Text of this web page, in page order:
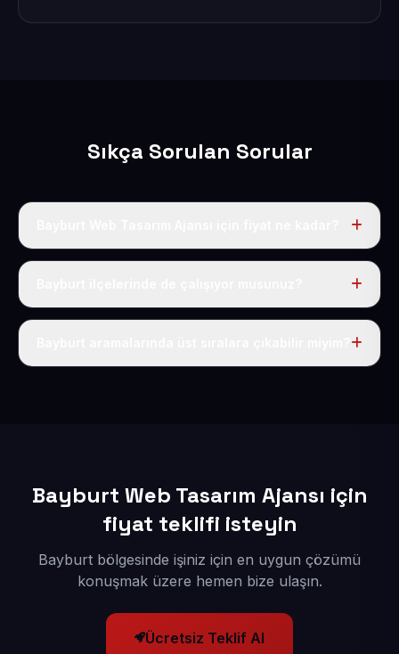
Sıkça Sorulan Sorular
Bayburt dahil Türkiye’nin her yerinde geçerli yıllık tek
Elbette; Bayburt iline bağlı bütün ilçelere uzaktan ve
Bayburt Web Tasarım Ajansı için
fiyat teklifi isteyin
Bayburt bölgesinde işiniz için en uygun çözümü
konuşmak üzere hemen bize ulaşın.
Ücretsiz Teklif Al